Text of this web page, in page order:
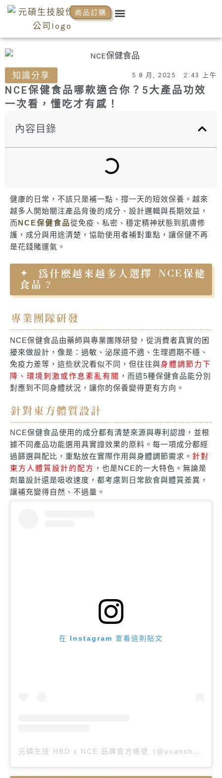
跳
要
Menu
商品訂購
知識分享 5 8 月, 2025 2:43 上午
NCE保健食品哪款適合你？5大產品功效
一次看，懂吃才有感！
內容目錄
健康的日常，不該只是補一點、撐一天的短效保養。越來
越多人開始關注產品背後的成分、設計邏輯與長期效益，
而NCE保健食品從免疫、私密、穩定精神狀態到肌膚修
護，成分與用途清楚，協助使用者補對重點，讓保健不再
是花錢賭運氣。
為什麼越來越多人選擇 NCE保健
食品？
專業團隊研發
NCE保健食品由藥師與專業團隊研發，從消費者真實的困
擾來做設計，像是：過敏、泌尿道不適、生理週期不穩、
免疫力差等，這些狀況看似不同，但往往與身體調節力下
降、環境刺激或作息紊亂有關 ，而這5種保健食品能分別
對應到不同身體狀況，讓你的保養變得更有方向。
針對東方體質設計
NCE保健食品使用的成分都有清楚來源與專利認證，並根
據不同產品功能選用具實證效果的原料。每一項成分都經
過篩選與配比，重點放在實際作用與身體調節需求。 針對
東方人體質設計的配方 ，也是NCE的一大特色。無論是
劑量設計還是吸收速度，都考慮到日常飲食與體質差異，
讓補充變得自然、不過量。
在 Instagram 查看這則貼文
元碩生技 HBD x NCE 品牌官方帳號（@yuanshuo.care）分享的貼文